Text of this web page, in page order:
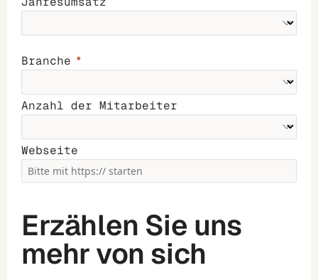
Branche
Anzahl der Mitarbeiter
Webseite
Erzählen Sie uns
mehr von sich